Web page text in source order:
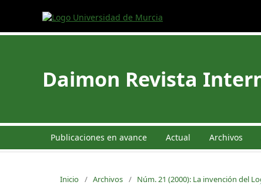
Daimon Revista
Publicaciones en avance Actual Archivos
Inicio / Archivos / Núm. 21 (2000): La invención del